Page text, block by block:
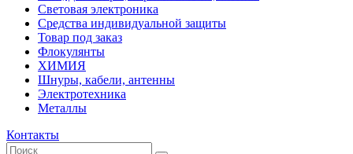
Световая электроника
Средства индивидуальной защиты
Товар под заказ
Флокулянты
ХИМИЯ
Шнуры, кабели, антенны
Электротехника
Металлы
Контакты